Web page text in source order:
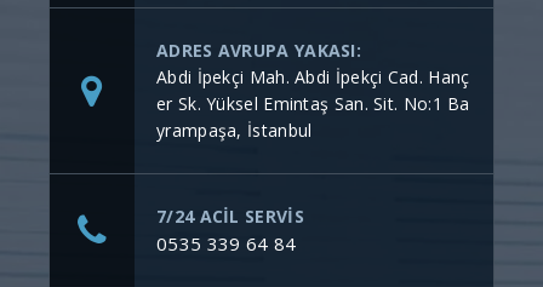
ADRES AVRUPA YAKASI:
Abdi İpekçi Mah. Abdi İpekçi Cad. Hanç
er Sk. Yüksel Emintaş San. Sit. No:1 Ba
yrampaşa, İstanbul
7/24 ACİL SERVİS
0535 339 64 84